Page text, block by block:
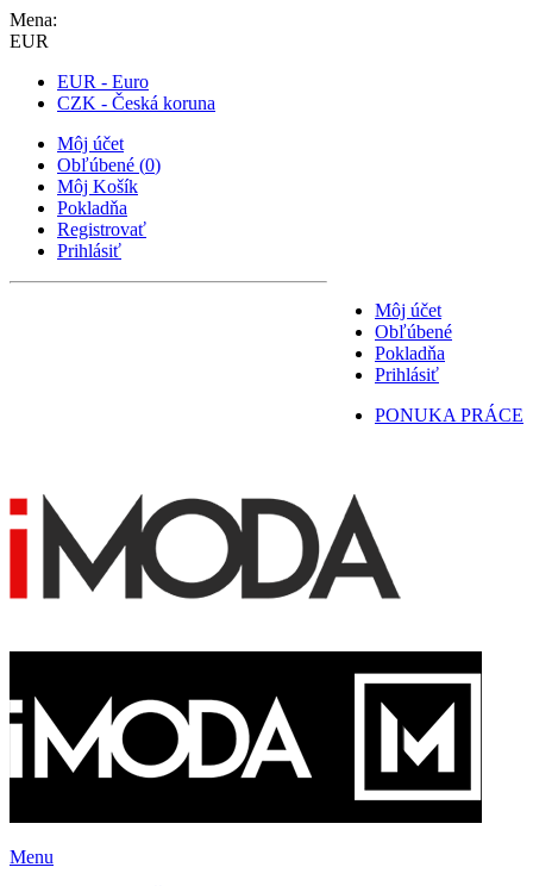
Mena:
EUR
EUR - Euro
CZK - Česká koruna
Môj účet
Obľúbené (0)
Môj Košík
Pokladňa
Registrovať
Prihlásiť
Môj účet
Obľúbené
Pokladňa
Prihlásiť
PONUKA PRÁCE
Menu